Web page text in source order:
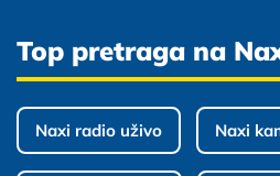
Top pretraga na
Naxi radio uživo Naxi